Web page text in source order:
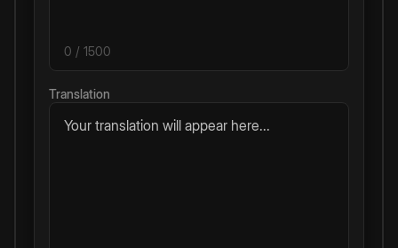
0 / 1500
Translation
Your translation will appear here...